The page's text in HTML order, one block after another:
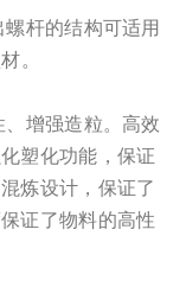
杆的结构可适用
。
增强造粒。高效
塑化功能，保证
炼设计，保证了
证了物料的高性